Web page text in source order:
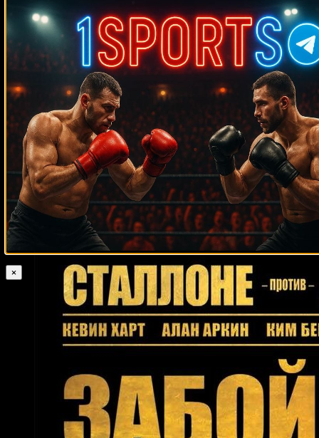
Случайные боксеры
Аларим Юсал Рис Моулд Тецутора Сенрима Пол Малиньяджи
Кикo Мaртинeс Тердсак Кокиетгым Ленин Кастильо
Дрикус
Дю Плесси Дэвид Телеско Донни Лалонд Келли Павлик
Дэвид Айзон Осси Окасио Кристиан Хаммер Карлос
Бальдомир Рональд Ривас Эдис Татли Перси Харрис Кристобаль
Крус
Мийо Йошида Уильям Хосе Норберто Руфино Кабрера Ларри
Бондс Антонио Фитч Трой Робертс Дуг Деммингс Сесиль Кофе
Дес
Гаргано Джон Браун Карен Аветисян Зeлфa Бaррeтт Хосе Васкес
Ибрагим Сид Оливер МакКолл Марк Янг
Микки Уорд Фрэнк Минтон
Клинтон Болдридж
Деннис Милтон Феликс Кора-младший Ядонг Сон Джон
Олдерсон Ли Вуд Паномдэй Охютханакорн Мигель Сантана
×